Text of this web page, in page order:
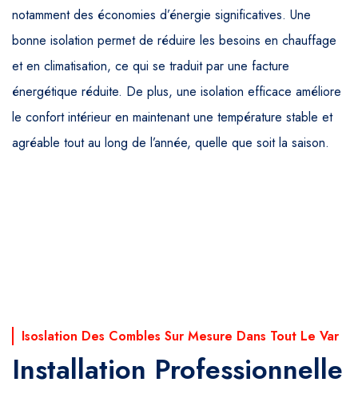
notamment des économies d’énergie significatives. Une
bonne isolation permet de réduire les besoins en chauffage
et en climatisation, ce qui se traduit par une facture
énergétique réduite. De plus, une isolation efficace améliore
le confort intérieur en maintenant une température stable et
agréable tout au long de l’année, quelle que soit la saison.
Isoslation Des Combles Sur Mesure Dans Tout Le Var
Installation Professionnelle